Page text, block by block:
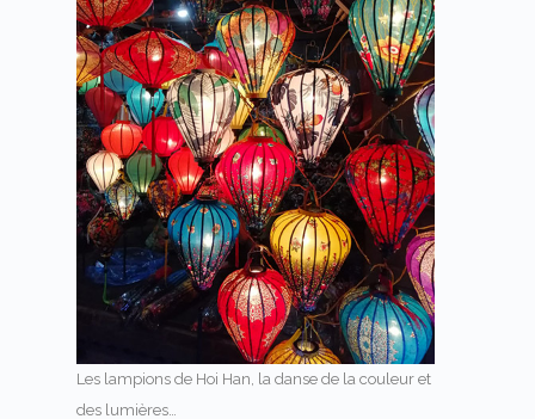
Les lampions de Hoi Han, la danse de la couleur et
des lumières…